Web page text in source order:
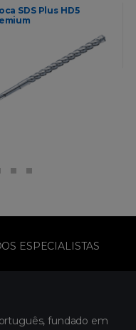
SDS Plus HD5
ESPECIALISTAS
fundado em